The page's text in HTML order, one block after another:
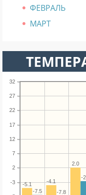
ФЕВРАЛЬ
МАРТ
-3
2
7
12
17
22
27
32
2.0
-4.1
-5.1
-
-7.8
-7.5